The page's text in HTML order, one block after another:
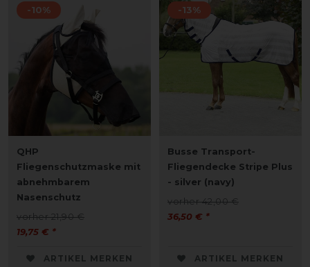
-10%
QHP
Fliegenschutzmaske mit
abnehmbarem
Nasenschutz
vorher 21,90 €
19,75 € *
ARTIKEL MERKEN
-13%
Busse Transport-
Fliegendecke Stripe Plus
- silver (navy)
vorher 42,00 €
36,50 € *
ARTIKEL MERKEN